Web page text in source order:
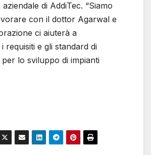
di AddiTec. “Siamo
con il dottor Agarwal e
ci aiuterà a
requisiti e gli standard di
lo sviluppo di impianti